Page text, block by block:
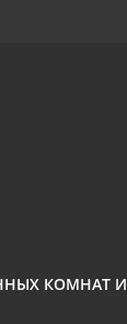
КОМНАТ И